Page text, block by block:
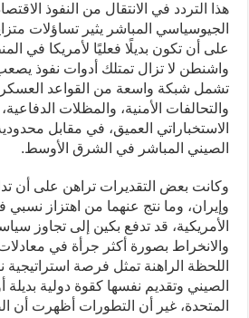
هذا التردد في الانتقال من النفوذ
الجيوسياسي المباشر يثير تساؤلات
على أن تكون بديلًا فعليًا لأمريكا في
واشنطن لا تزال تمتلك أدوات نفوذ
تشمل شبكة واسعة من القواعد
والتحالفات الأمنية، والمظلات
الاستخباراتي العميق، في مقابل
الصيني المباشر في الشرق الأوسط.
وكانت بعض التقديرات تراهن على أن
وإيران، وما نتج عنهما من اهتزاز نسبي
الأمريكية، قد تدفع بكين إلى تجاوز
والانخراط بصورة أكثر جرأة في معادلات
اللحظة الراهنة تمثل فرصة استراتيجية
الصيني وتقديم نفسها كقوة دولية بديلة
المتحدة، غير أن التطورات أظهرت أن